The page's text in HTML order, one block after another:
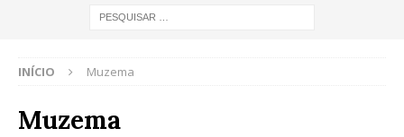
INÍCIO Muzema
Muzema